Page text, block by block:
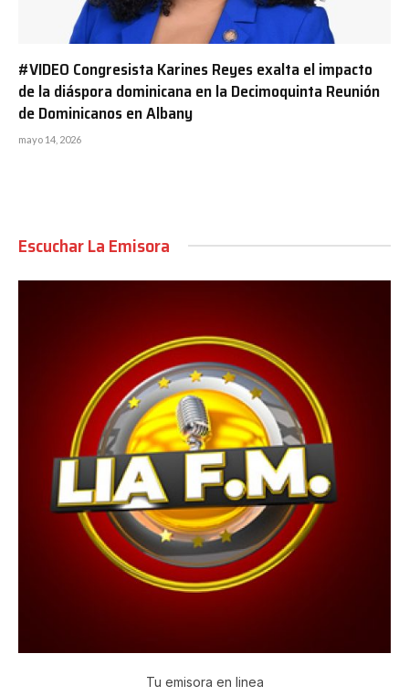
#VIDEO Congresista Karines Reyes exalta el impacto
de la diáspora dominicana en la Decimoquinta Reunión
de Dominicanos en Albany
mayo 14, 2026
Escuchar La Emisora
Tu emisora en linea